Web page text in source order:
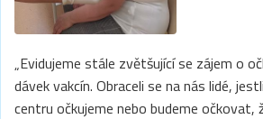
„Evidujeme stále zvětšující se zájem o
dávek vakcín. Obraceli se na nás lidé,
centru očkujeme nebo budeme očkovat,